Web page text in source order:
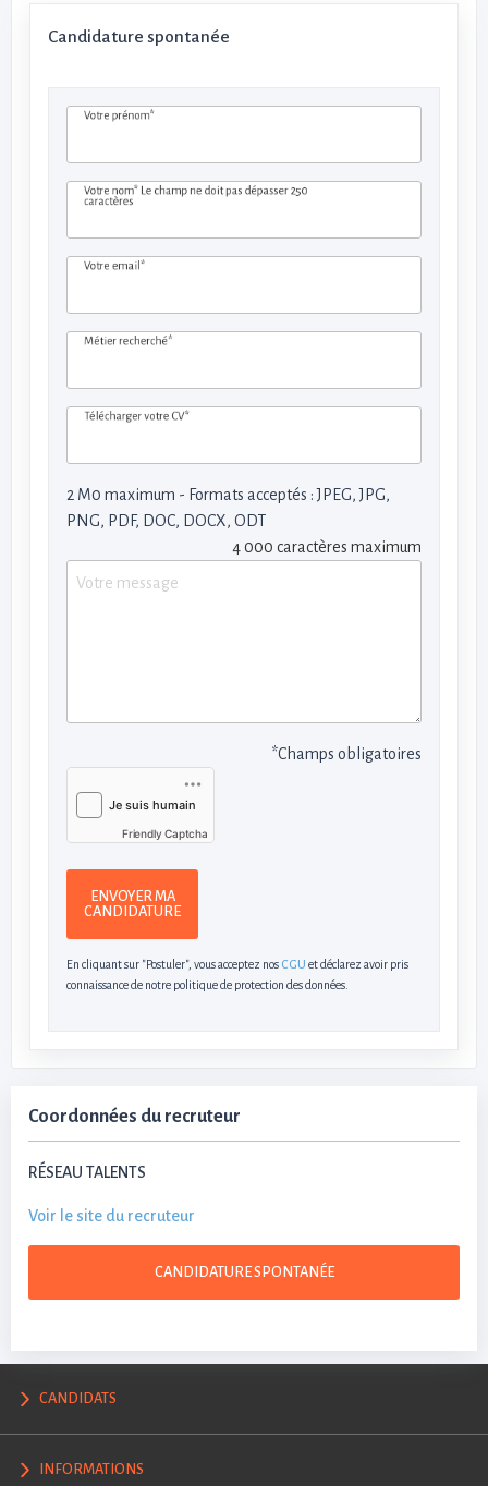
Candidature spontanée
Votre prénom*
Votre nom* Le champ ne doit pas dépasser 250
caractères
Votre email*
Métier recherché*
Télécharger votre CV*
2 M0 maximum - Formats acceptés : JPEG, JPG,
PNG, PDF, DOC, DOCX, ODT
4 000 caractères maximum
*Champs obligatoires
Friendly Captcha
ENVOYER MA
CANDIDATURE
En cliquant sur "Postuler", vous acceptez nos CGU et déclarez avoir pris
connaissance de notre politique de protection des données.
Coordonnées du recruteur
RÉSEAU TALENTS
Voir le site du recruteur
CANDIDATURE SPONTANÉE
CANDIDATS
INFORMATIONS